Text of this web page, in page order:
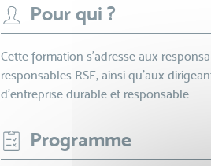
Pour qui ?
Cette formation s’adresse aux
responsables RSE, ainsi qu'aux
d'entreprise durable et responsable.
Programme